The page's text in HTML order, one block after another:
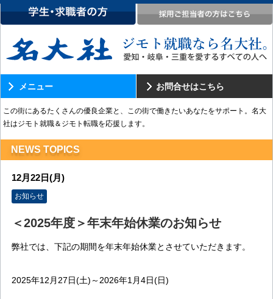
メニュー お問合せはこちら
この街にあるたくさんの優良企業と、この街で働きたいあなたをサポート。名大
社はジモト就職＆ジモト転職を応援します。
NEWS TOPICS
12月22日(月)
お知らせ
＜2025年度＞年末年始休業のお知らせ
弊社では、下記の期間を年末年始休業とさせていただきます。
2025年12月27日(土)～2026年1月4日(日)